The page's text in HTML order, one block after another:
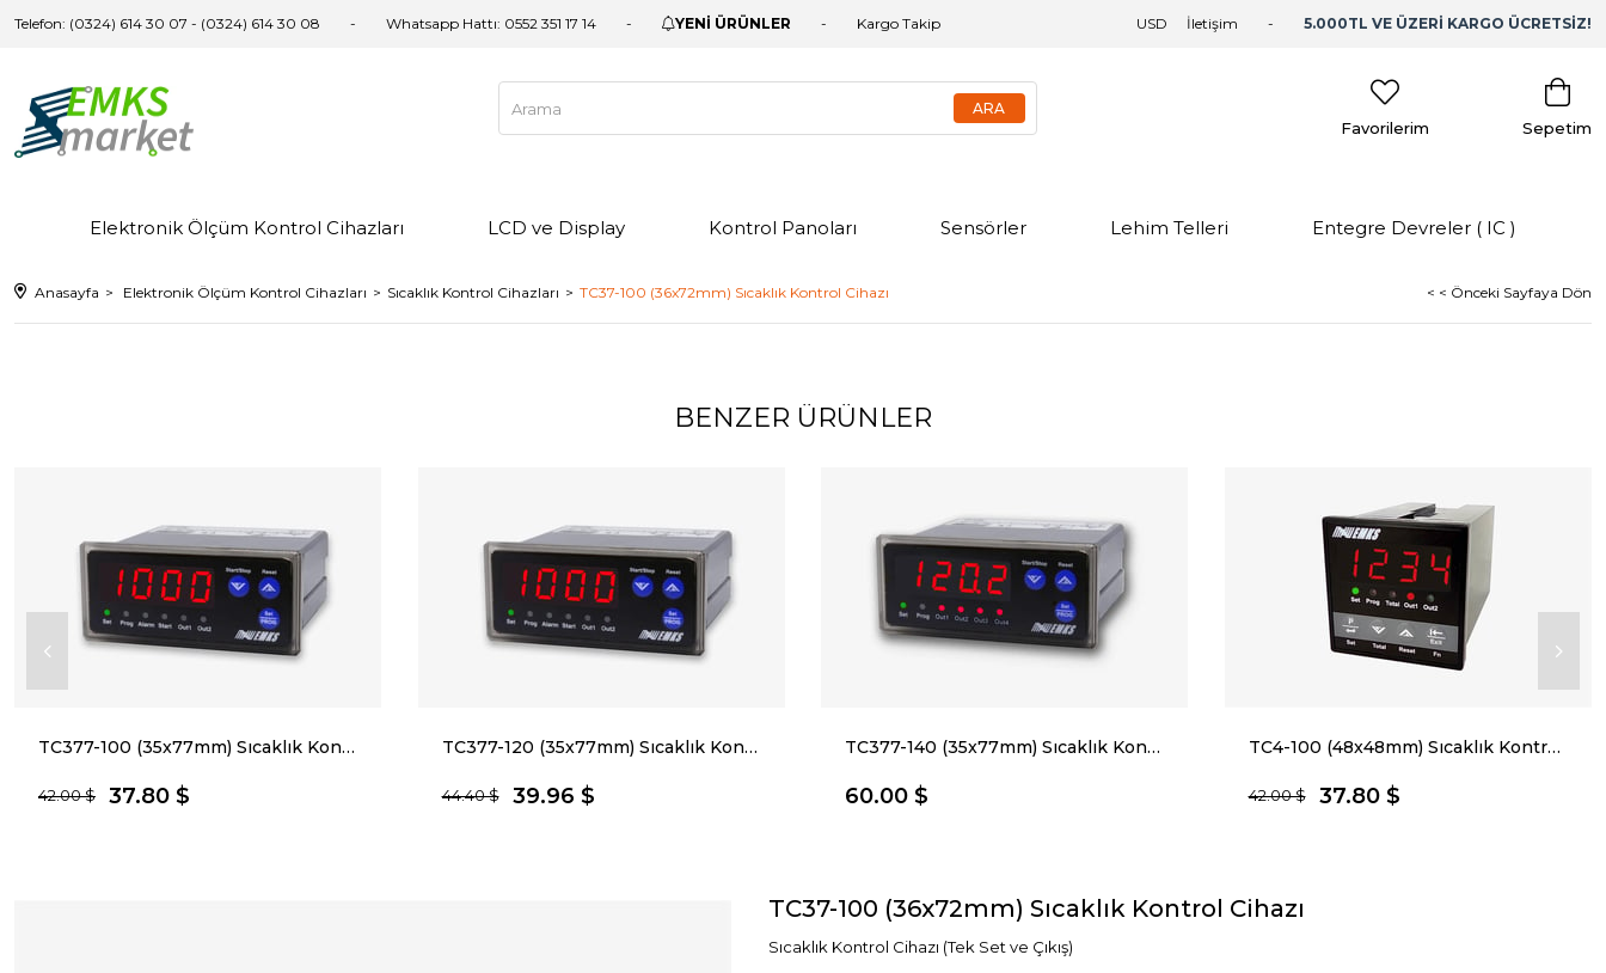
Telefon: (0324) 614 30 07 - (0324) 614 30 08 Whatsapp Hattı: 0552 351 17 14 YENİ ÜRÜNLER Kargo Takip İletişim 5.000TL VE ÜZERİ KARGO ÜCRETSİZ!
USD
Sepetim
Favorilerim
Elektronik Ölçüm Kontrol Cihazları LCD ve Display Kontrol Panoları Sensörler Lehim Telleri Entegre Devreler ( IC )
Anasayfa Elektronik Ölçüm Kontrol Cihazları Sıcaklık Kontrol Cihazları TC37-100 (36x72mm) Sıcaklık Kontrol Cihazı < < Önceki Sayfaya Dön
BENZER ÜRÜNLER
TC377-100 (35x77mm) Sıcaklık Kontrol Cihazı
37.80 $
42.00 $
TC377-120 (35x77mm) Sıcaklık Kontrol Cihazı
39.96 $
44.40 $
TC377-140 (35x77mm) Sıcaklık Kontrol Cihazı
60.00 $
TC4-100 (48x48mm) Sıcaklık Kontrol Cihazı
37.80 $
42.00 $
TC37-100 (36x72mm) Sıcaklık Kontrol Cihazı
Sıcaklık Kontrol Cihazı (Tek Set ve Çıkış)